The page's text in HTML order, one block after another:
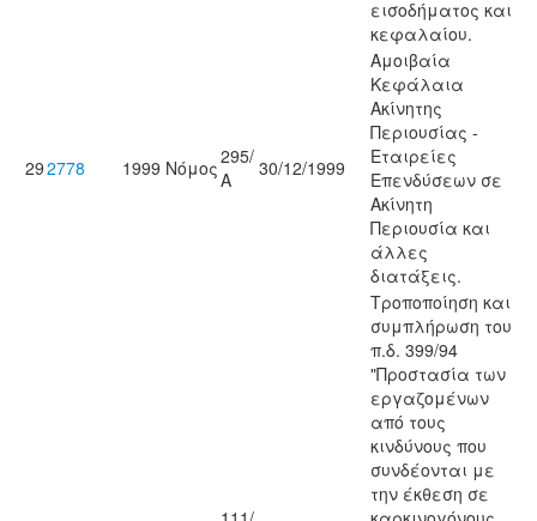
εισοδήματος και
κεφαλαίου.
292778 1999 Νόμος295/
Α
30/12/1999
Αμοιβαία
Κεφάλαια
Ακίνητης
Περιουσίας -
Εταιρείες
Επενδύσεων σε
Ακίνητη
Περιουσία και
άλλες
διατάξεις.
Τροποποίηση και
συμπλήρωση του
π.δ. 399/94
"Προστασία των
εργαζομένων
από τους
κινδύνους που
συνδέονται με
την έκθεση σε